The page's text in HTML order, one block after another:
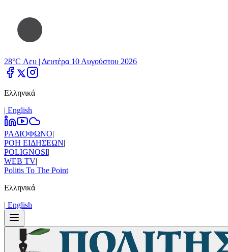
28°C Λευ | Δευτέρα 10 Αυγούστου 2026
Ελληνικά
| Εnglish
ΡΑΔΙΟΦΩΝΟ|
ΡΟΗ ΕΙΔΗΣΕΩΝ|
POLIGNOSI|
WEB TV|
Politis To The Point
Ελληνικά
| Εnglish